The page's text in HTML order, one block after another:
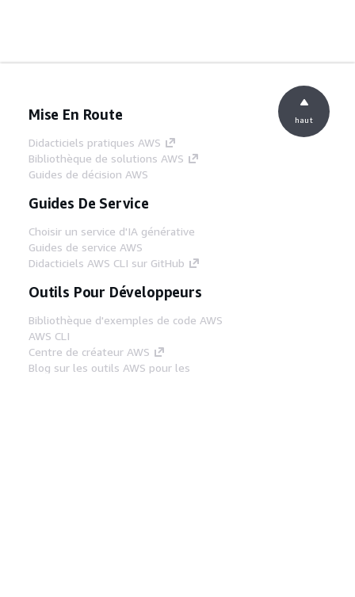
Mise En Route
Didacticiels pratiques AWS
Bibliothèque de solutions AWS
Guides de décision AWS
Guides De Service
Choisir un service d'IA générative
Guides de service AWS
Didacticiels AWS CLI sur GitHub
Outils Pour Développeurs
Bibliothèque d'exemples de code AWS
AWS CLI
Centre de créateur AWS
Blog sur les outils AWS pour les
haut